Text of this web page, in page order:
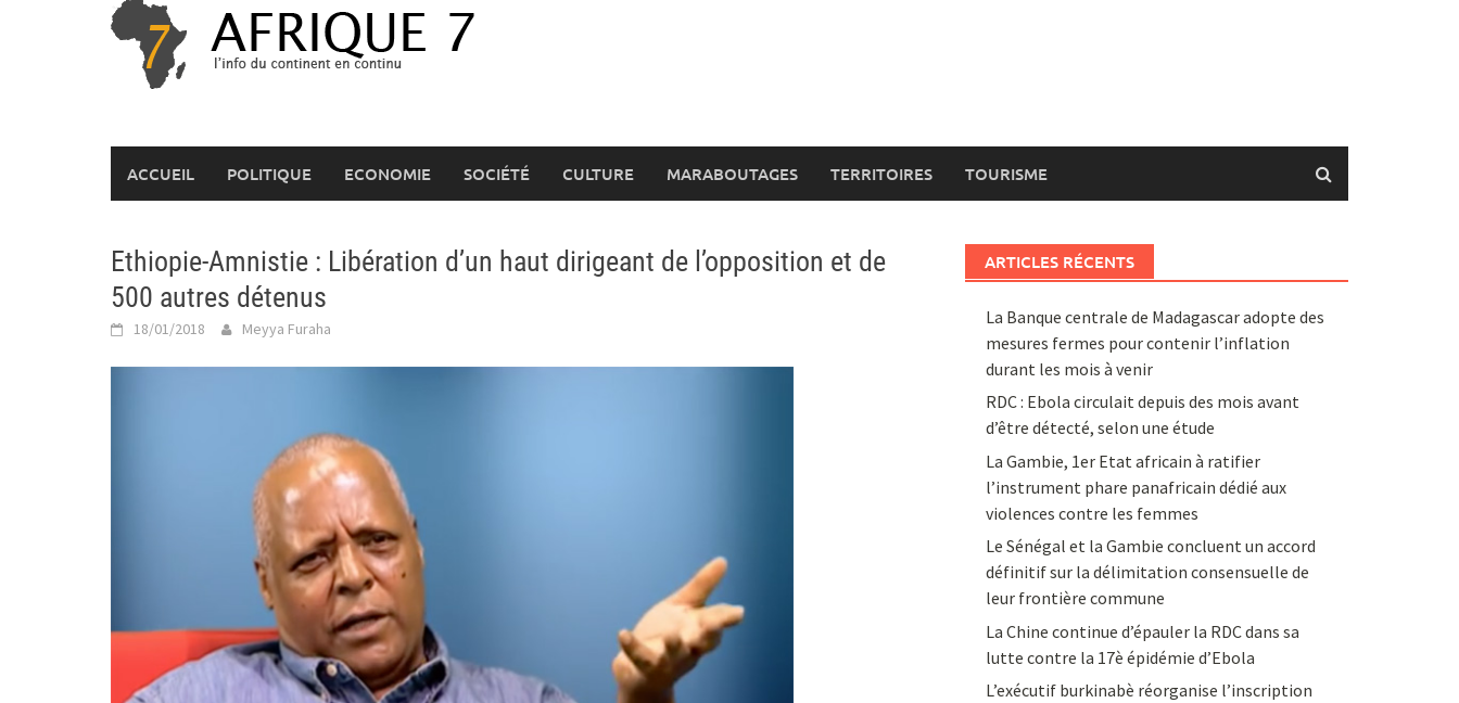
ACCUEIL POLITIQUE ECONOMIE SOCIÉTÉ CULTURE MARABOUTAGES TERRITOIRES TOURISME
Ethiopie-Amnistie : Libération d’un haut dirigeant de l’opposition et de
500 autres détenus
18/01/2018 Meyya Furaha
ARTICLES RÉCENTS
La Banque centrale de Madagascar adopte des
mesures fermes pour contenir l’inflation
durant les mois à venir
RDC : Ebola circulait depuis des mois avant
d’être détecté, selon une étude
La Gambie, 1er Etat africain à ratifier
l’instrument phare panafricain dédié aux
violences contre les femmes
Le Sénégal et la Gambie concluent un accord
définitif sur la délimitation consensuelle de
leur frontière commune
La Chine continue d’épauler la RDC dans sa
lutte contre la 17è épidémie d’Ebola
L’exécutif burkinabè réorganise l’inscription